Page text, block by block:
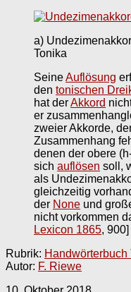
a)
Tonika
SeineAuflösung
den tonischen
hat derAkkord
er
zweier Akkorde,
Zusammenhang
denen der obere
sich auflösen soll,
als
gleichzeitig
der None und
nicht vorkommen
Lexicon 1865, 900]
Rubrik: Handwörterbuch
Autor: F. Riewe